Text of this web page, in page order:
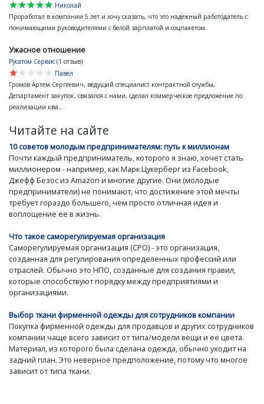
star
star
star
star
star
Николай
Проработал в компании 5 лет и хочу сказать, что это надёжный работодатель с
понимающими руководителями с белой зарплатой и соцпакетом.
Ужасное отношение
Русатом Сервис (1 отзыв)
star
star
star
star
star
Павел
Громов Артем Сергеевич, ведущий специалист контрактной службы,
Департамент закупок, связался с нами, сделал коммерческое предложение по
реализации ква...
Читайте на сайте
10 советов молодым предпринимателям: путь к миллионам
Почти каждый предприниматель, которого я знаю, хочет стать
миллионером - например, как Марк Цукерберг из Facebook,
Джефф Безос из Amazon и многие другие. Они (молодые
предприниматели) не понимают, что достижение этой мечты
требует гораздо большего, чем просто отличная идея и
воплощение ее в жизнь.
Что такое саморегулируемая организация
Саморегулируемая организация (СРО) - это организация,
созданная для регулирования определенных профессий или
отраслей. Обычно это НПО, созданные для создания правил,
которые способствуют порядку между предприятиями и
организациями.
Выбор ткани фирменной одежды для сотрудников компании
Покупка фирменной одежды для продавцов и других сотрудников
компании чаще всего зависит от типа/модели вещи и ее цвета.
Материал, из которого была сделана одежда, обычно уходит на
задний план. Это неверное предположение, потому что многое
зависит от типа ткани.